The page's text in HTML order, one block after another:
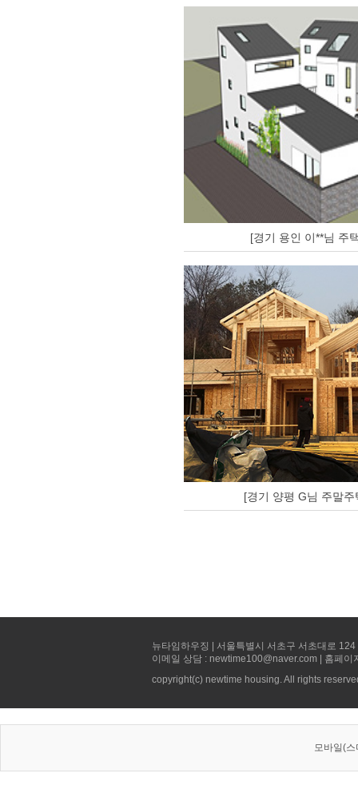
[경기 용인 이**님 주
[경기 양평 G님 주말
뉴타임하우징 | 서울특별시 서초구 서초대로
이메일 상담 : newtime100@naver.com | 홈페
copyright(c) newtime housing. All rights
모바일(